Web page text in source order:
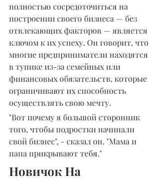
полностью сосредоточиться на
построении своего бизнеса — без
отвлекающих факторов — является
ключом к их успеху. Он говорит, что
многие предприниматели находятся
в тупике из-за семейных или
финансовых обязательств, которые
ограничивают их способность
осуществлять свою мечту.
"Вот почему я большой сторонник
того, чтобы подростки начинали
свой бизнес", - сказал он. "Мама и
папа прикрывают тебя."
Новичок На